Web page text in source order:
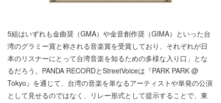
5組はいずれも⾦曲奨（GMA）や⾦⾳創作奨（GIMA）といった台
湾のグラミー賞と称される⾳楽賞を受賞しており、それぞれが⽇
本のリスナーにとって台湾⾳楽を知るための多様な⼊り⼝」とな
るだろう。PANDA RECORDとStreetVoiceは『PARK PARK @
Tokyo』を通じて、台湾の⾳楽を単なるアーティストや単発の公演
として⾒せるのではなく、リレー形式として提⽰することで、東